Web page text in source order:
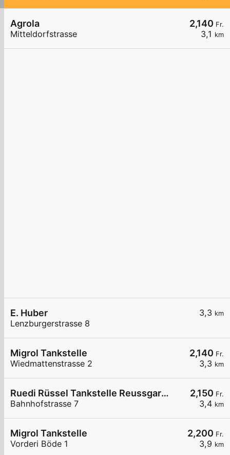
2,140 Fr.
3,1 km
Agrola
Mitteldorfstrasse
3,3 km
E. Huber
Lenzburgerstrasse 8
2,140 Fr.
3,3 km
Migrol Tankstelle
Wiedmattenstrasse 2
2,150 Fr.
3,4 km
Ruedi Rüssel Tankstelle Reussgarage Michael Haas
Bahnhofstrasse 7
2,200 Fr.
3,9 km
Migrol Tankstelle
Vorderi Böde 1